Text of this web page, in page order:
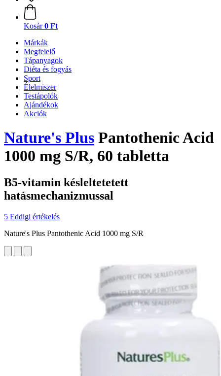
Kosár 0 Ft
Márkák
Megfelelő
Tápanyagok
Diéta és fogyás
Sport
Élelmiszer
Testápolók
Ajándékok
Akciók
Nature's Plus Pantothenic Acid
1000 mg S/R, 60 tabletta
B5-vitamin késleltetetett
hatásmechanizmussal
5 Eddigi értékelés
Nature's Plus Pantothenic Acid 1000 mg S/R